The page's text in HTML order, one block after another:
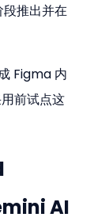
推出并在
Figma 内
前试点这
AI